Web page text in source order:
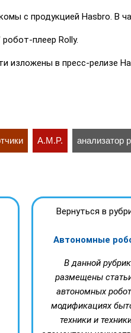
с продукцией Hasbro. В
плеер Rolly.
изложены в пресс-релизе
A.M.P. анализатор
Вернуться в
Автономные
В данной
размещены
автономных
модификациях
техники и